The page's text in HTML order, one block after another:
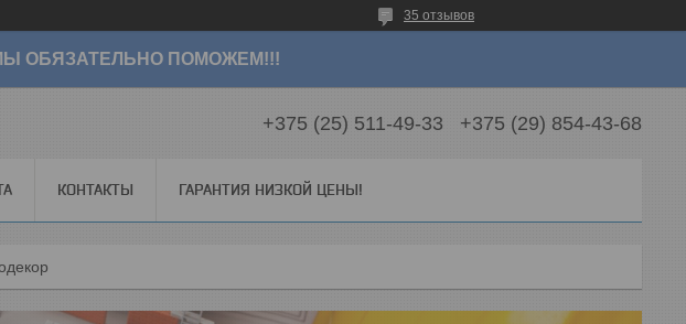
35 отзывов
ОБЯЗАТЕЛЬНО ПОМОЖЕМ!!!
+375 (25) 511-49-33 +375 (29) 854-43-68
КОНТАКТЫ ГАРАНТИЯ НИЗКОЙ ЦЕНЫ!